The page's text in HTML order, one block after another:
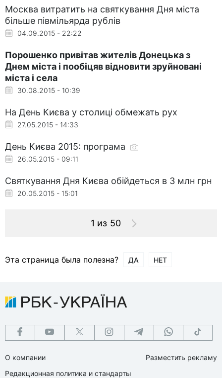
Москва витратить на святкування Дня міста
більше півмільярда рублів
04.09.2015 - 22:22
Порошенко привітав жителів Донецька з
Днем міста і пообіцяв відновити зруйновані
міста і села
30.08.2015 - 10:39
На День Києва у столиці обмежать рух
27.05.2015 - 14:33
День Києва 2015: програма
26.05.2015 - 09:11
Святкування Дня Києва обійдеться в 3 млн грн
20.05.2015 - 15:01
1 из 50
Эта страница была полезна? ДА НЕТ
О компании
Редакционная политика и стандарты
Разместить рекламу